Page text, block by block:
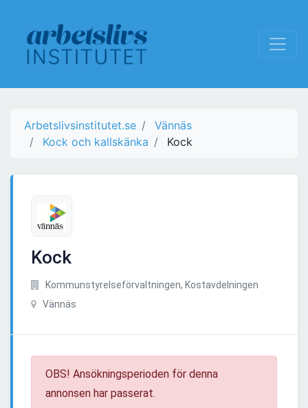
Arbetslivsinstitutet.se
Vännäs
Kock och kallskänka
Kock
Kock
Kommunstyrelseförvaltningen, Kostavdelningen
Vännäs
OBS! Ansökningsperioden för denna
annonsen har passerat.